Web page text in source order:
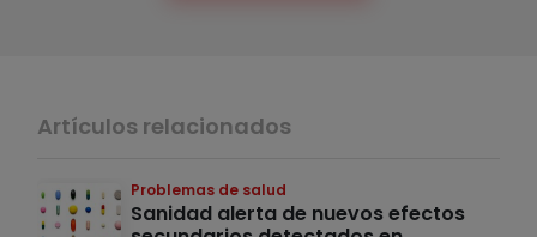
Artículos relacionados
Problemas de salud
Sanidad alerta de nuevos efectos